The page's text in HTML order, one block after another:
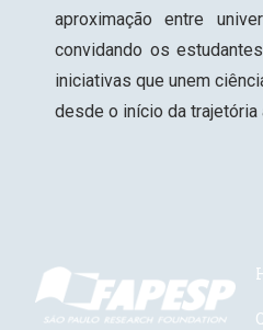
aproximação entre
convidando os
iniciativas que unem
desde o início da trajetória